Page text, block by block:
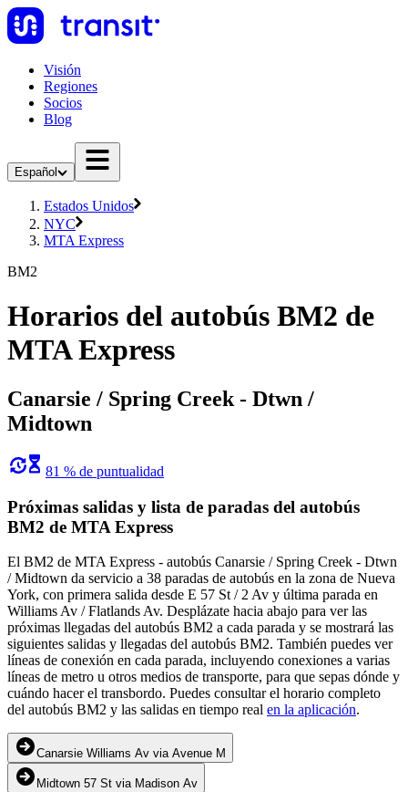
Visión
Regiones
Socios
Blog
Español
Estados Unidos
NYC
MTA Express
BM2
Horarios del autobús BM2 de
MTA Express
Canarsie / Spring Creek - Dtwn /
Midtown
81 % de puntualidad
Próximas salidas y lista de paradas del autobús
BM2 de MTA Express
El BM2 de MTA Express - autobús Canarsie / Spring Creek - Dtwn
/ Midtown da servicio a 38 paradas de autobús en la zona de Nueva
York, con primera salida desde E 57 St / 2 Av y última parada en
Williams Av / Flatlands Av. Desplázate hacia abajo para ver las
próximas llegadas del autobús BM2 a cada parada y se mostrará las
siguientes salidas y llegadas del autobús BM2. También puedes ver
líneas de conexión en cada parada, incluyendo conexiones a varias
líneas de metro u otros medios de transporte, para que sepas dónde y
cuándo hacer el transbordo. Puedes consultar el horario completo
del autobús BM2 y las salidas en tiempo real en la aplicación.
Canarsie Williams Av via Avenue M
Midtown 57 St via Madison Av